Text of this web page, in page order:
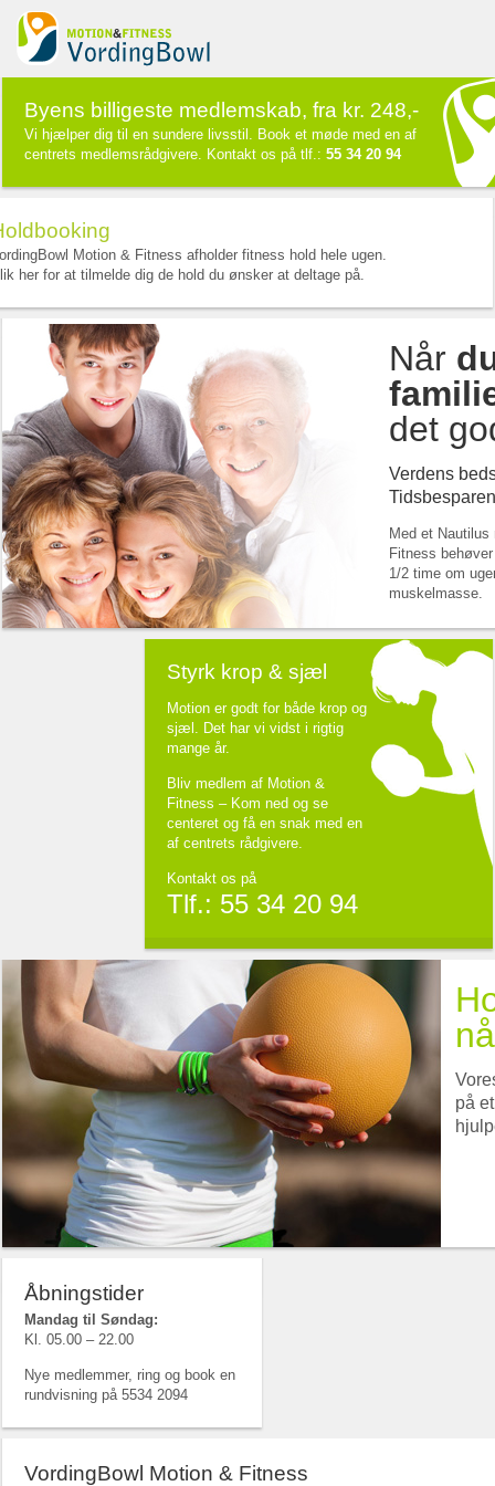
Byens billigeste medlemskab, fra kr. 248,-
Vi hjælper dig til en sundere livsstil. Book et møde med en af
centrets medlemsrådgivere. Kontakt os på tlf.: 55 34 20 94
Motion & Fitness afholder fitness hold hele ugen.
her for at tilmelde dig de hold du ønsker at deltage på.
Når
det
Verdens
Med et
Fitness
1/2 time om
muskelmasse.
Styrk krop & sjæl
Motion er godt for både krop og
sjæl. Det har vi vidst i rigtig
mange år.
Bliv medlem af Motion &
Fitness – Kom ned og se
centeret og få en snak med en
af centrets rådgivere.
Kontakt os på
Tlf.: 55 34 20 94
på
Åbningstider
Mandag til Søndag:
Kl. 05.00 – 22.00
Nye medlemmer, ring og book en
rundvisning på 5534 2094
VordingBowl Motion & Fitness